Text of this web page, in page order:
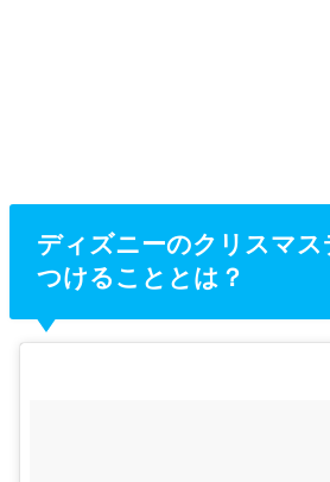
ディズニーのクリスマス
つけることとは？